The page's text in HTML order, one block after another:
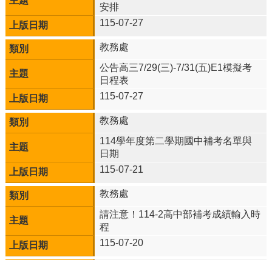
登
入
雲
林
縣
政
府
教
育
處
意
見
反
應
識
本
校
安排
115-07-27
教務處
公告高三7/29(三)-7/31(五)E1模擬考
日程表
115-07-27
教務處
114學年度第二學期國中補考名單與
日期
115-07-21
教務處
請注意！114-2高中部補考成績輸入時
程
115-07-20